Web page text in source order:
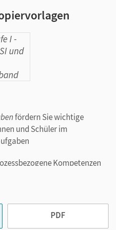
fördern Sie wichtige
und Schüler im
Kompetenzen
und
II (KMK 2020).PDF